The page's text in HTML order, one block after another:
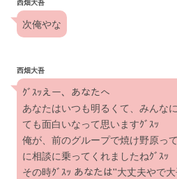
西畑大吾
次俺やな
西畑大吾
ｸﾞｽｯえー、あなたへ
あなたはいつも明るくて、みんな
ても面白いなって思いますｸﾞｽｯ
俺が、前のグループで焼け野原っ
に相談に乗ってくれましたねｸﾞｽｯ
その時ｸﾞｽｯ あなたは''大丈夫やで